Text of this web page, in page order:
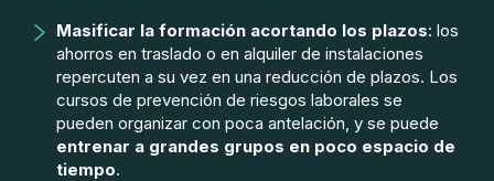
Masificar la formación acortando los plazos: los
ahorros en traslado o en alquiler de instalaciones
repercuten a su vez en una reducción de plazos. Los
cursos de prevención de riesgos laborales se
pueden organizar con poca antelación, y se puede
entrenar a grandes grupos en poco espacio de
tiempo.